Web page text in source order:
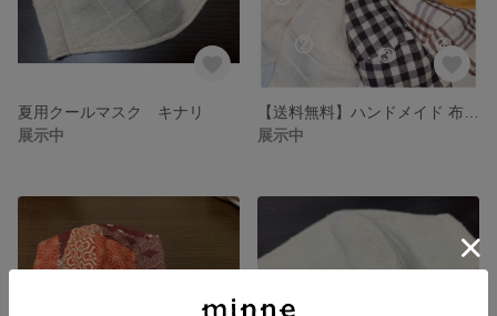
夏用クールマスク キナリ
展示中
展示中